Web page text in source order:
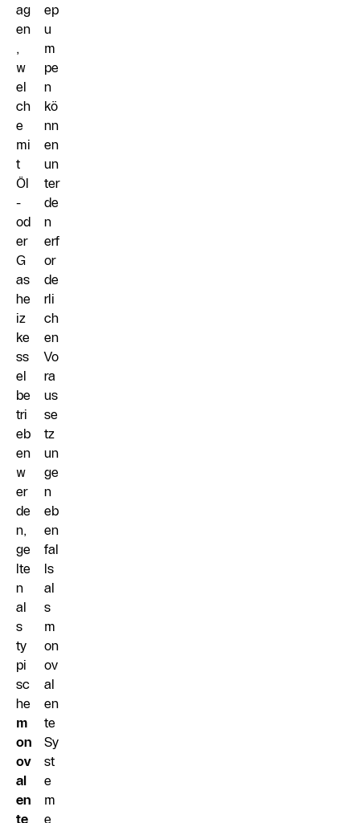
ag
en
,
w
el
ch
e
mi
t
Öl
-
od
er
G
as
he
iz
ke
ss
el
be
tri
eb
en
w
er
de
n,
ge
lte
n
al
s
ty
pi
sc
he
m
on
ov
al
en
te
ep
u
m
pe
n
kö
nn
en
un
ter
de
n
erf
or
de
rli
ch
en
Vo
ra
us
se
tz
un
ge
n
eb
en
fal
ls
al
s
m
on
ov
al
en
te
Sy
st
e
m
e